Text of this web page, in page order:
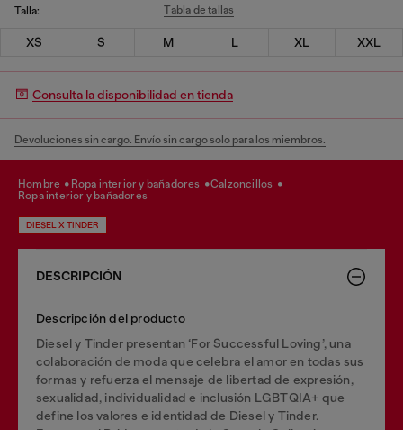
Talla: Tabla de tallas
XS S M L XL XXL
Consulta la disponibilidad en tienda
Devoluciones sin cargo. Envío sin cargo solo para los miembros.
hombre ropa interior y bañadores
calzoncillos
ropa interior y bañadores
DIESEL X TINDER
DESCRIPCIÓN
Descripción del producto
Diesel y Tinder presentan ‘For Successful Loving’, una
colaboración de moda que celebra el amor en todas sus
formas y refuerza el mensaje de libertad de expresión,
sexualidad, individualidad e inclusión LGBTQIA+ que
define los valores e identidad de Diesel y Tinder.